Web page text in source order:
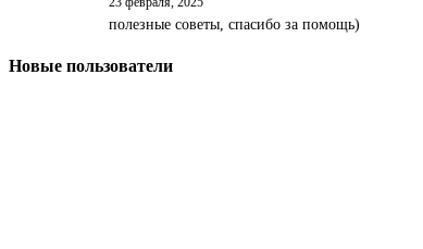
полезные советы, спасибо за помощь)
Новые пользователи